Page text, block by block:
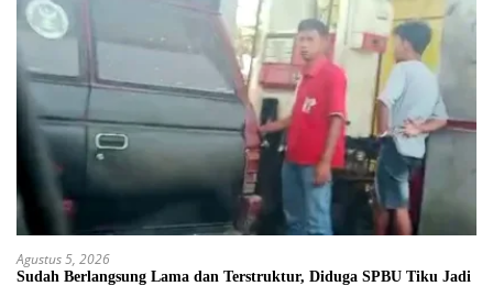
Agustus 5, 2026
Sudah Berlangsung Lama dan Terstruktur, Diduga SPBU Tiku Jadi